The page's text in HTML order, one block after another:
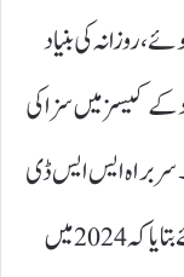
رپورٹ ہوئے، روزانہ کی بنیاد
کے کیسز میں سزا کی
کم رہی۔ سربراہ ایس ایس ڈی
او سید کوثر عباس نے رپورٹ جاری کرتے ہوئے بتایا کہ 2024 میں